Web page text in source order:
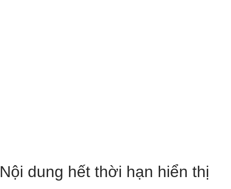
Nội dung hết thời hạn hiển thị